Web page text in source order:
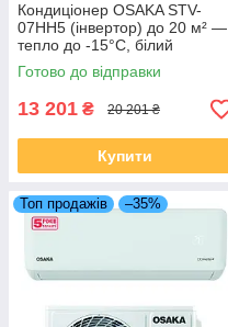
Кондиціонер OSAKA STV-
07HH5 (інвертор) до 20 м² —
тепло до -15°C, білий
Готово до відправки
13 201 ₴ 20 201 ₴
Купити
Топ продажів –35%